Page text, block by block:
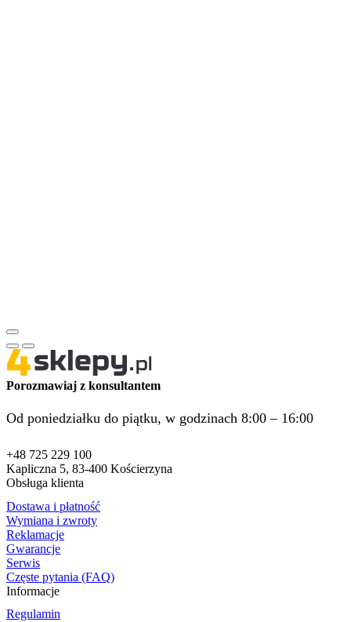
Porozmawiaj z konsultantem
Od poniedziałku do piątku, w godzinach 8:00 – 16:00
+48 725 229 100
Kapliczna 5, 83-400 Kościerzyna
Obsługa klienta
Dostawa i płatność
Wymiana i zwroty
Reklamacje
Gwarancje
Serwis
Częste pytania (FAQ)
Informacje
Regulamin